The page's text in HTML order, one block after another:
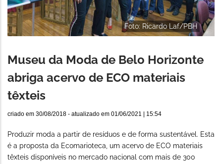
Foto: Ricardo Laf/PBH
Museu da Moda de Belo Horizonte
abriga acervo de ECO materiais
têxteis
criado em 30/08/2018 - atualizado em 01/06/2021 | 15:54
Produzir moda a partir de resíduos e de forma sustentável. Esta
é a proposta da Ecomarioteca, um acervo de ECO materiais
têxteis disponíveis no mercado nacional com mais de 300